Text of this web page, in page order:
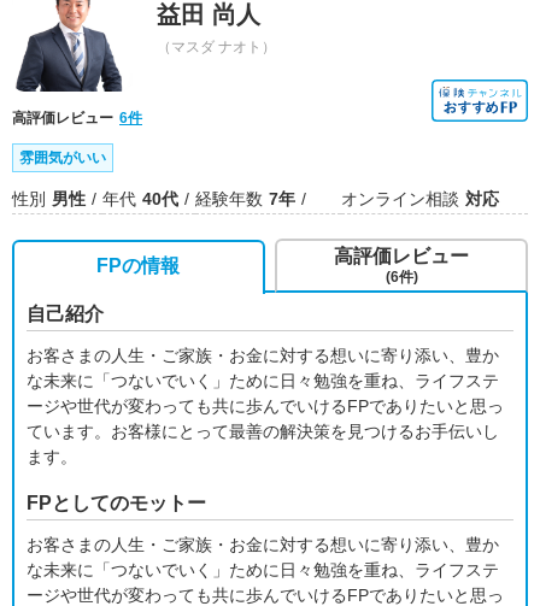
益田 尚人
（マスダ ナオト）
高評価レビュー 6件
雰囲気がいい
性別 男性 年代 40代 経験年数 7年 オンライン相談 対応
FPの情報
自己紹介
お客さまの人生・ご家族・お金に対する想いに寄り添い、豊か
な未来に「つないでいく」ために日々勉強を重ね、ライフステ
ージや世代が変わっても共に歩んでいけるFPでありたいと思っ
ています。お客様にとって最善の解決策を見つけるお手伝いし
ます。
FPとしてのモットー
お客さまの人生・ご家族・お金に対する想いに寄り添い、豊か
な未来に「つないでいく」ために日々勉強を重ね、ライフステ
ージや世代が変わっても共に歩んでいけるFPでありたいと思っ
高評価レビュー
(6件)